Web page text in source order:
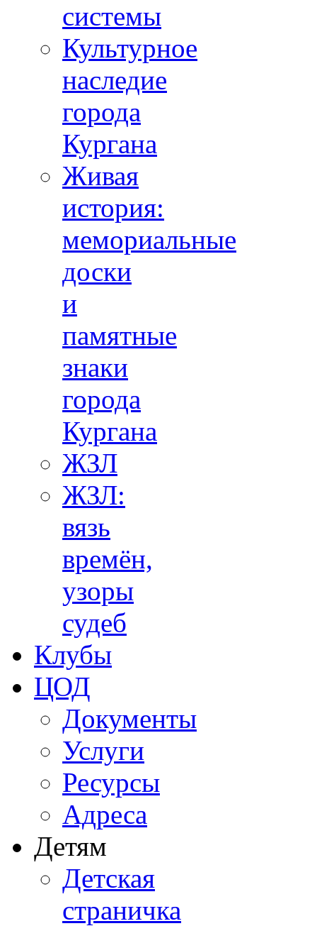
системы
Культурное
наследие
города
Кургана
Живая
история:
мемориальные
доски
и
памятные
знаки
города
Кургана
ЖЗЛ
ЖЗЛ:
вязь
времён,
узоры
судеб
Клубы
ЦОД
Документы
Услуги
Ресурсы
Адреса
Детям
Детская
страничка